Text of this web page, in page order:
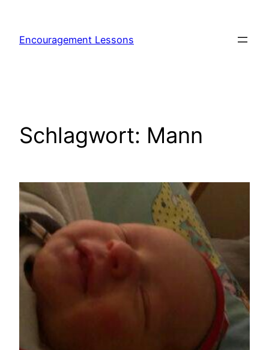
Encouragement Lessons
Schlagwort: Mann